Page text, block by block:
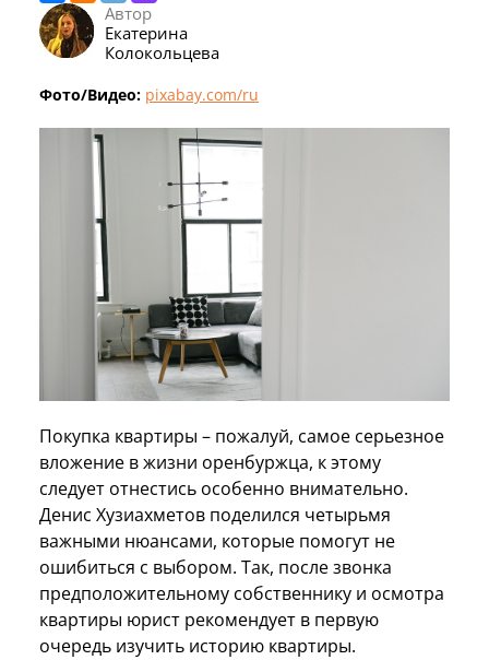
Автор
Екатерина
Колокольцева
Фото/Видео: pixabay.com/ru
Покупка квартиры – пожалуй, самое серьезное
вложение в жизни оренбуржца, к этому
следует отнестись особенно внимательно.
Денис Хузиахметов поделился четырьмя
важными нюансами, которые помогут не
ошибиться с выбором. Так, после звонка
предположительному собственнику и осмотра
квартиры юрист рекомендует в первую
очередь изучить историю квартиры.